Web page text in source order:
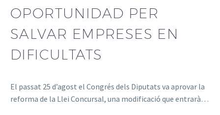
OPORTUNIDAD PER
SALVAR EMPRESES EN
DIFICULTATS
El passat 25 d’agost el Congrés dels Diputats va aprovar la
reforma de la Llei Concursal, una modificació que entrarà…